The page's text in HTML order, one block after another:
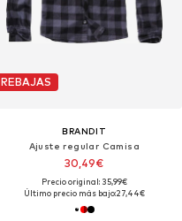
REBAJAS
BRANDIT
Ajuste regular Camisa
30,49€
Precio original: 35,99€
Último precio más bajo:27,44€